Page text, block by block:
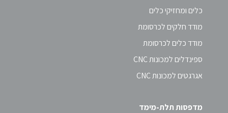
כלים ומחזיקי כלים
מודד חלקים לכרסומת
מודד כלים לכרסומת
ספינדלים למכונות CNC
אגרגטים למכונות CNC
מדפסות תלת-מימד